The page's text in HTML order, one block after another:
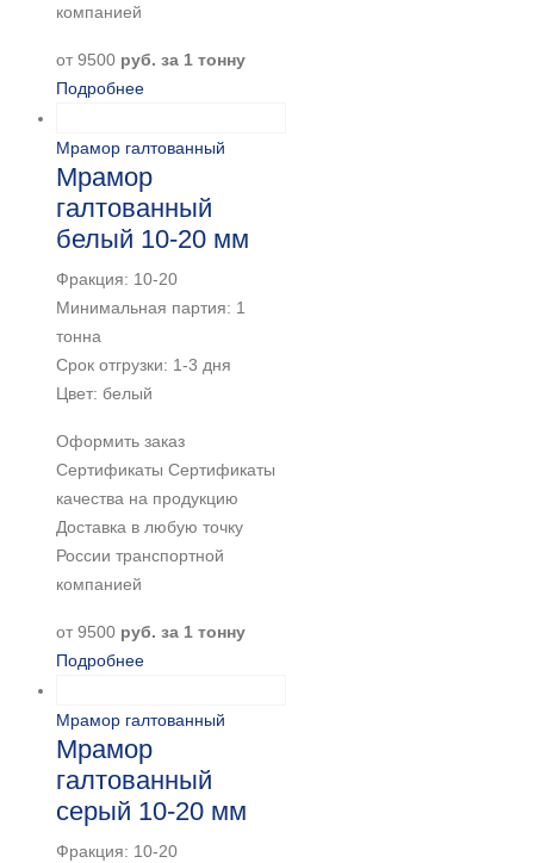
компанией
от 9500 руб. за 1 тонну
Подробнее
Мрамор галтованный
Мрамор
галтованный
белый 10-20 мм
Фракция: 10-20
Минимальная партия: 1
тонна
Срок отгрузки: 1-3 дня
Цвет: белый
Оформить заказ
Сертификаты Сертификаты
качества на продукцию
Доставка в любую точку
России транспортной
компанией
от 9500 руб. за 1 тонну
Подробнее
Мрамор галтованный
Мрамор
галтованный
серый 10-20 мм
Фракция: 10-20